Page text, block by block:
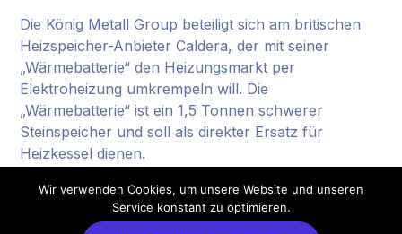
Die König Metall Group beteiligt sich am britischen
Heizspeicher-Anbieter Caldera, der mit seiner
„Wärmebatterie“ den Heizungsmarkt per
Elektroheizung umkrempeln will. Die
„Wärmebatterie“ ist ein 1,5 Tonnen schwerer
Steinspeicher und soll als direkter Ersatz für
Heizkessel dienen.
Foto: Luke MacGregor
Read More
Wir verwenden Cookies, um unsere Website und unseren
Service konstant zu optimieren.